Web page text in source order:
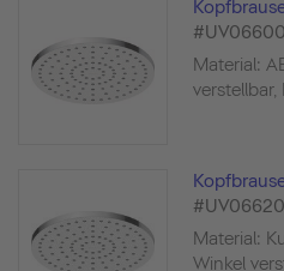
Material:
Material:
Winkel